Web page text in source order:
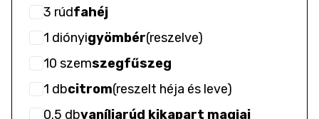
3 rúdfahéj
1 diónyigyömbér(reszelve)
10 szemszegfűszeg
1 dbcitrom(reszelt héja és leve)
0.5 dbvaníliarúd kikapart magjai